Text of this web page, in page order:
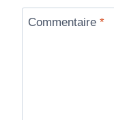
Commentaire *